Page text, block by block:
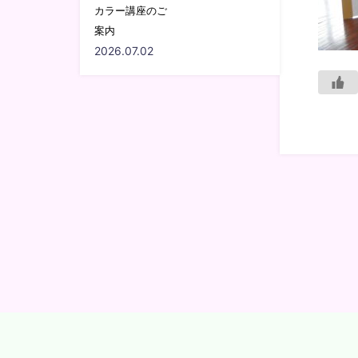
カラー講座のご
案内
2026.07.02